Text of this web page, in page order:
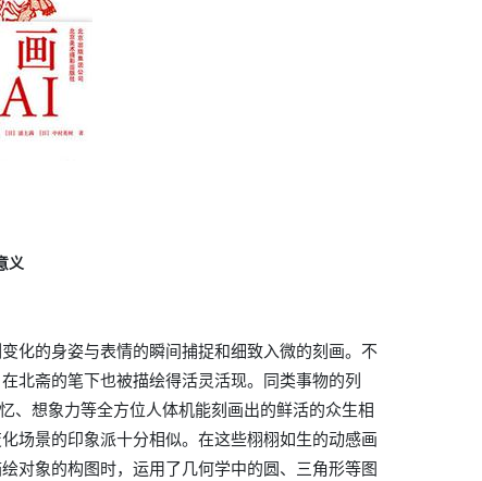
义
化的身姿与表情的瞬间捕捉和细致入微的刻画。不
北斋的笔下也被描绘得活灵活现。同类事物的列
、想象力等全方位人体机能刻画出的鲜活的众生相
场景的印象派十分相似。在这些栩栩如生的动感画
对象的构图时，运用了几何学中的圆、三角形等图